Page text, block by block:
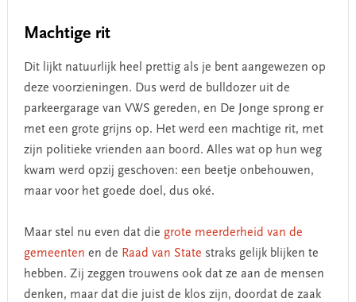
Machtige rit
Dit lijkt natuurlijk heel prettig als je bent aangewezen op
deze voorzieningen. Dus werd de bulldozer uit de
parkeergarage van VWS gereden, en De Jonge sprong er
met een grote grijns op. Het werd een machtige rit, met
zijn politieke vrienden aan boord. Alles wat op hun weg
kwam werd opzij geschoven: een beetje onbehouwen,
maar voor het goede doel, dus oké.
Maar stel nu even dat die grote meerderheid van de
gemeenten en de Raad van State straks gelijk blijken te
hebben. Zij zeggen trouwens ook dat ze aan de mensen
denken, maar dat die juist de klos zijn, doordat de zaak